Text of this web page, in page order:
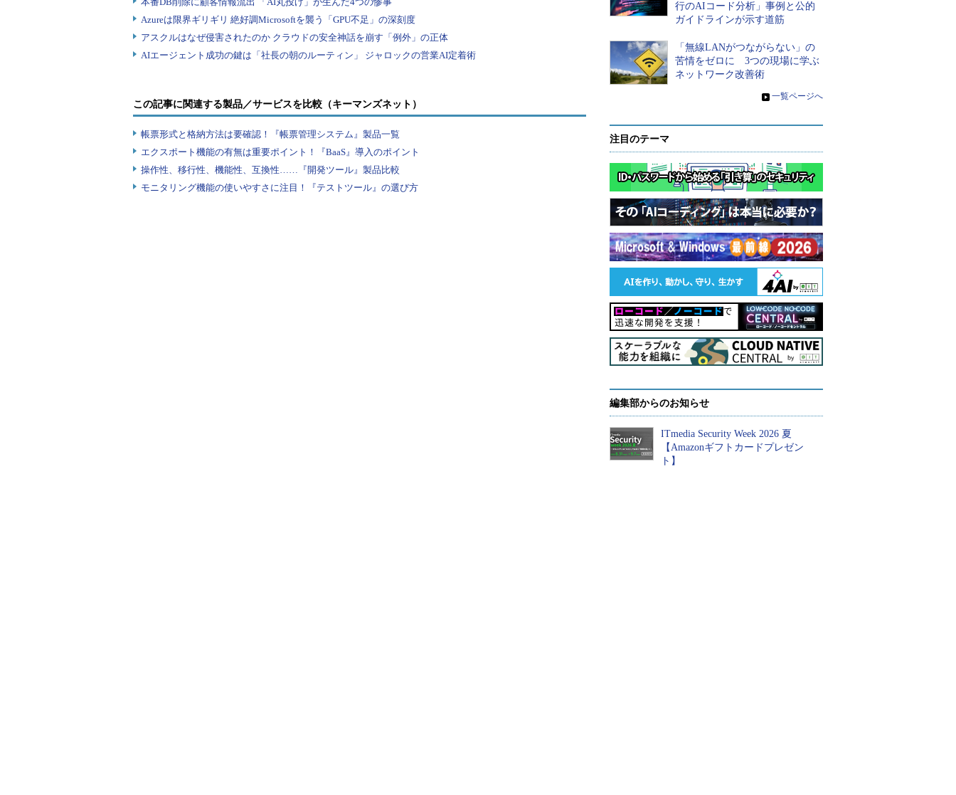
この記事に関連する製品／サービスを比較（キーマンズネット）
帳票形式と格納方法は要確認！『帳票管理システム』製品一覧
エクスポート機能の有無は重要ポイント！『BaaS』導入のポイント
操作性、移行性、機能性、互換性……『開発ツール』製品比較
モニタリング機能の使いやすさに注目！『テストツール』の選び方
行のAIコード分析」事例と公的
ガイドラインが示す道筋
「無線LANがつながらない」の
苦情をゼロに 3つの現場に学ぶ
ネットワーク改善術
» 一覧ページへ
注目のテーマ
編集部からのお知らせ
ITmedia Security Week 2026 夏
【Amazonギフトカードプレゼン
ト】